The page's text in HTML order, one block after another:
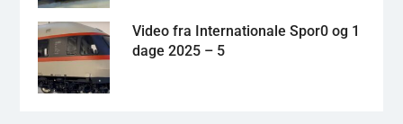
Video fra Internationale Spor0 og 1
dage 2025 – 5